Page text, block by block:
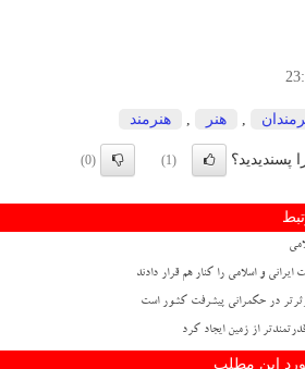
هنر هنرمند
پسندیدید؟ (1)
(0)
در حکمرانی پیشرفت کشور است
این مطلب